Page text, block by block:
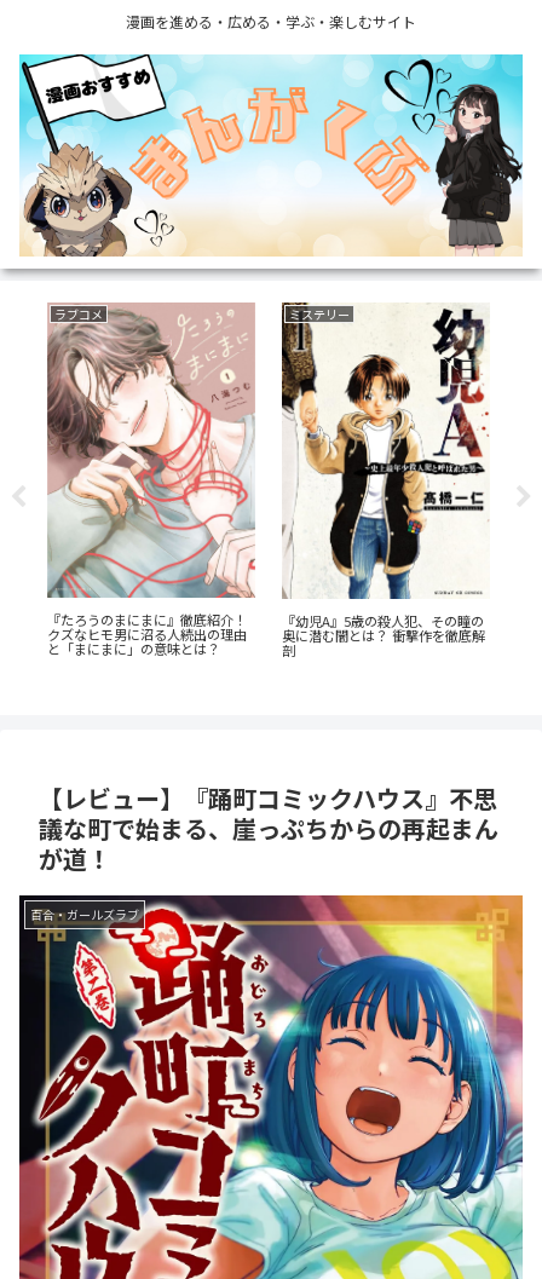
漫画を進める・広める・学ぶ・楽しむサイト
ファンタジー
『恋する天使は罪深い』徹底ガイ
ド！堕天寸前の問題児たちの、禁
欲ラブコメが罪深すぎる
ファンタジー
『捕虜英雄』完全解説！最底辺か
ら駆け上がる至高のカタルシス
【レビュー】『踊町コミックハウス』不思
議な町で始まる、崖っぷちからの再起まん
が道！
百合・ガールズラブ